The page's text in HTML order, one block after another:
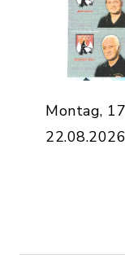
Montag,
22.08.2026